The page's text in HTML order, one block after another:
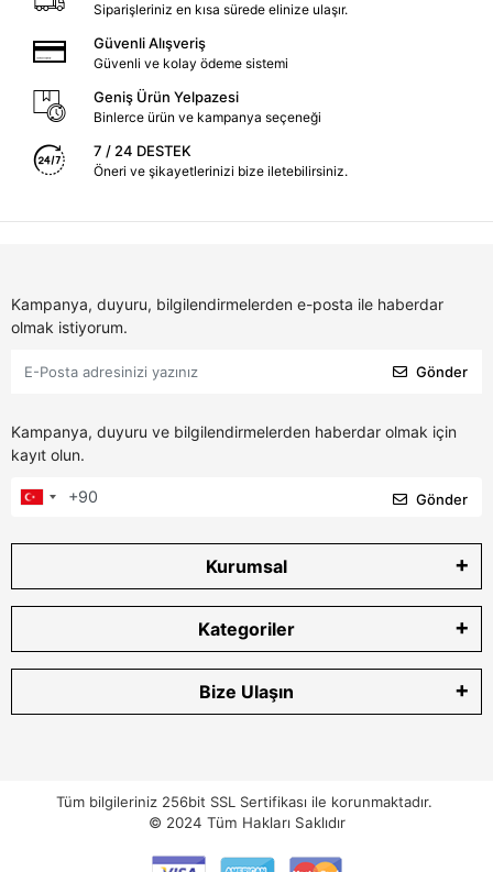
Siparişleriniz en kısa sürede elinize ulaşır.
Güvenli Alışveriş
Güvenli ve kolay ödeme sistemi
Geniş Ürün Yelpazesi
Binlerce ürün ve kampanya seçeneği
7 / 24 DESTEK
Öneri ve şikayetlerinizi bize iletebilirsiniz.
Kampanya, duyuru, bilgilendirmelerden e-posta ile haberdar
olmak istiyorum.
Gönder
Kampanya, duyuru ve bilgilendirmelerden haberdar olmak için
kayıt olun.
Gönder
Kurumsal
Kategoriler
Bize Ulaşın
Tüm bilgileriniz 256bit SSL Sertifikası ile korunmaktadır.
© 2024 Tüm Hakları Saklıdır